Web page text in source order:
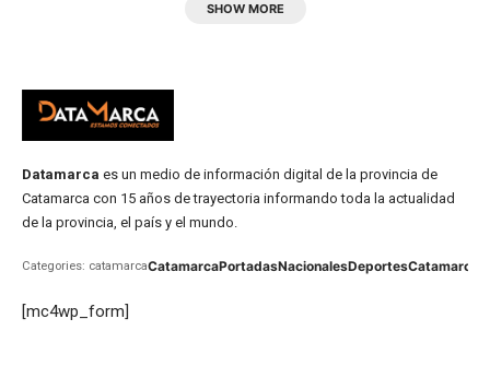
SHOW MORE
Datamarca es un medio de información digital de la provincia de
Catamarca con 15 años de trayectoria informando toda la actualidad
de la provincia, el país y el mundo.
Categories: catamarcaCatamarcaPortadasNacionalesDeportesCatamarca
[mc4wp_form]